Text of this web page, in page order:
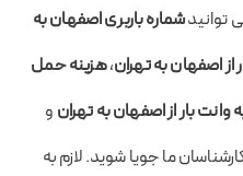
توانیدشماره باربری اصفهان به
از اصفهان به تهران،هزینه حمل
وانت بار از اصفهان به تهران و
کارشناسان ما جویا شوید. لازم به